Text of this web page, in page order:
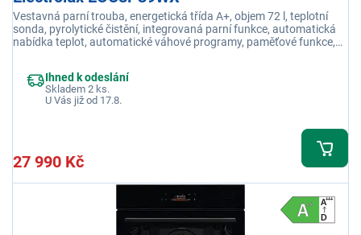
Vestavná parní trouba, energetická třída A+, objem 72 l, teplotní
sonda, pyrolytické čistění, integrovaná parní funkce, automatická
nabídka teplot, automatické váhové programy, paměťové funkce,
Ihned k odeslání
Skladem 2 ks.
U Vás již od 17.8.
27 990 Kč